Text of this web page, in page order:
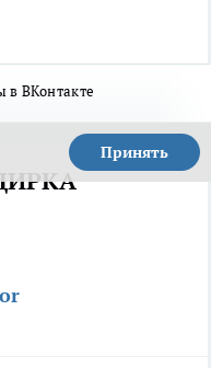
в ВКонтакте
Принять